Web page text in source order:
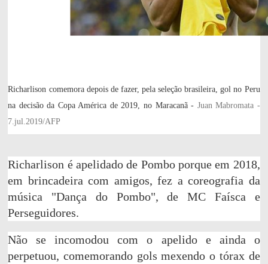
Richarlison comemora depois de fazer, pela seleção brasileira, gol no Peru
na decisão da Copa América de 2019, no Maracanã - Juan Mabromata -
7.jul.2019/AFP
Richarlison é apelidado de Pombo porque em 2018,
em brincadeira com amigos, fez a coreografia da
música "Dança do Pombo", de MC Faísca e
Perseguidores.
Não se incomodou com o apelido e ainda o
perpetuou, comemorando gols mexendo o tórax de